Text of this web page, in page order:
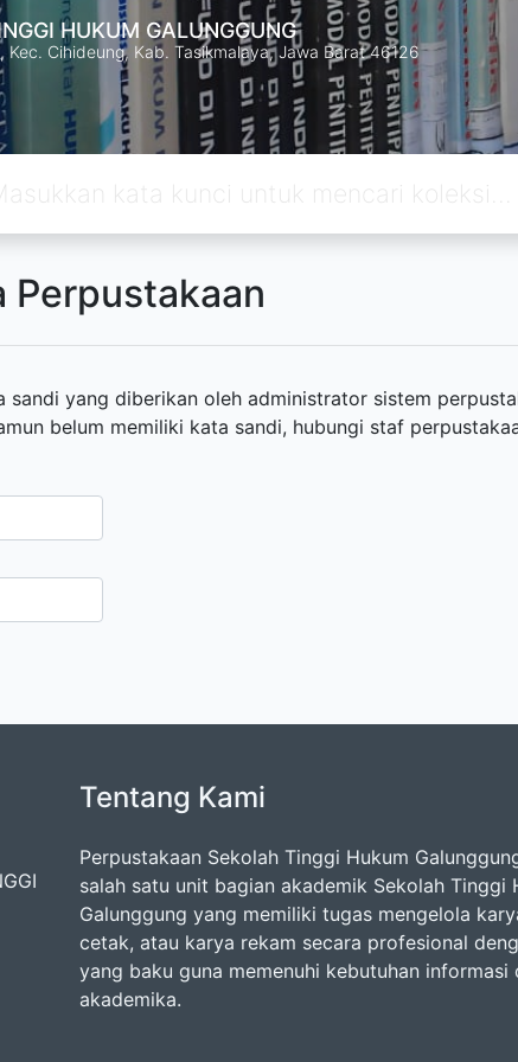
HUKUM GALUNGGUNG
Kec. Cihideung, Kab. Tasikmalaya, Jawa Barat 46126
Perpustakaan
sandi yang diberikan oleh administrator sistem
belum memiliki kata sandi, hubungi staf
Tentang Kami
Perpustakaan Sekolah Tinggi Hukum
salah satu unit bagian akademik Sekolah Tinggi
Galunggung yang memiliki tugas mengelola
cetak, atau karya rekam secara profesional
yang baku guna memenuhi kebutuhan informasi
akademika.